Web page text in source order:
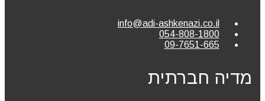
info@adi-ashkenazi.co.il
054-808-1800
09-7651-665
מדיה חברתית